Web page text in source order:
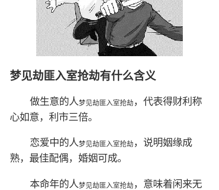
梦见劫匪入室抢劫有什么含义
做生意的人梦见劫匪入室抢劫 ，代表得财利称
心如意，利市三倍。
恋爱中的人梦见劫匪入室抢劫 ，说明姻缘成
熟，最佳配偶，婚姻可成。
本命年的人梦见劫匪入室抢劫 ，意味着闲来无